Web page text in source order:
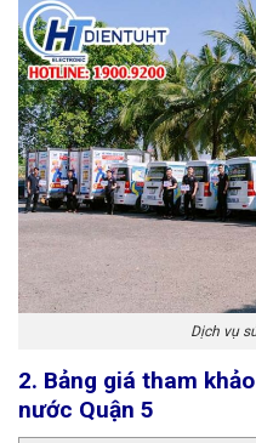
Dịch vụ
2. Bảng giá tham
nước Quận 5